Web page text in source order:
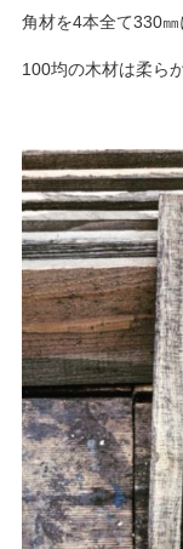
角材を4本全て330㎜
100均の木材は柔ら